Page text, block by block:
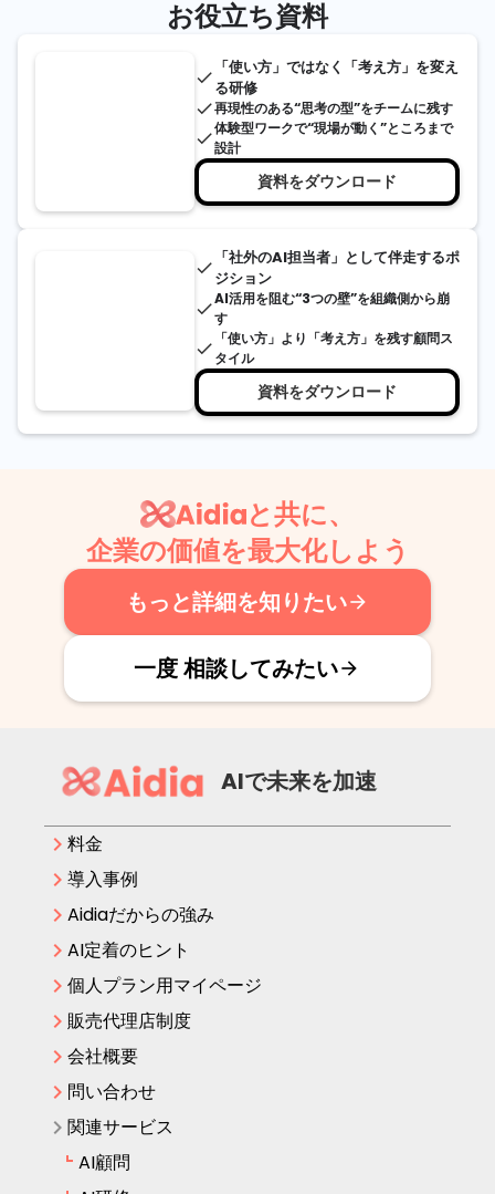
お役立ち資料
done 「使い方」ではなく「考え方」を変え
る研修
done再現性のある“思考の型”をチームに残す
done
体験型ワークで“現場が動く”ところまで
設計
資料をダウンロード
done 「社外のAI担当者」として伴走するポ
ジション
done
AI活用を阻む“3つの壁”を組織側から崩
す
done
「使い方」より「考え方」を残す顧問ス
タイル
資料をダウンロード
と共に、
企業の価値を最大化しよう
もっと詳細を知りたいarrow_forward
一度 相談してみたいarrow_forward
AIで未来を加速
keyboard_arrow_right料金
keyboard_arrow_right導入事例
keyboard_arrow_rightAidiaだからの強み
keyboard_arrow_rightAI定着のヒント
keyboard_arrow_right個人プラン用マイページ
keyboard_arrow_right販売代理店制度
keyboard_arrow_right会社概要
keyboard_arrow_right問い合わせ
keyboard_arrow_right関連サービス
AI顧問